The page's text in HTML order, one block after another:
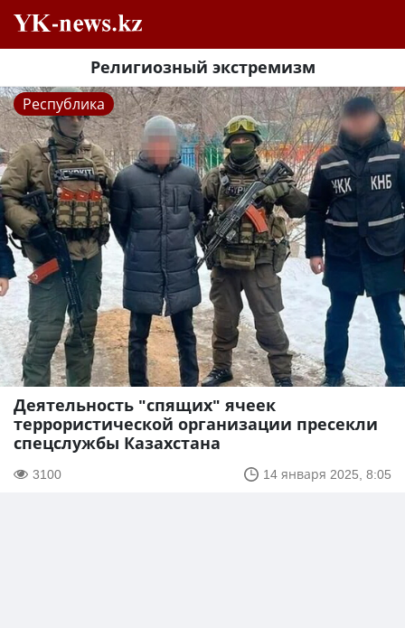
Религиозный экстремизм
Республика
Деятельность "спящих" ячеек
террористической организации пресекли
спецслужбы Казахстана
3100 14 января 2025, 8:05